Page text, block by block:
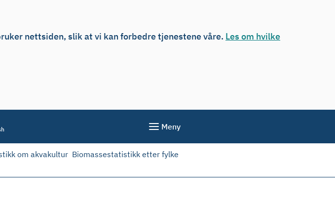
nettsiden, slik at vi kan forbedre tjenestene våre. Les om hvilke
Meny
om akvakultur Biomassestatistikk etter fylke